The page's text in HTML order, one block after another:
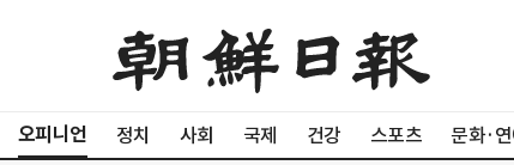
오피니언 정치 사회 국제 건강 스포츠 문화·